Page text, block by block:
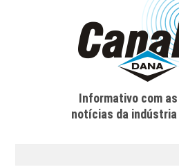
Informativo com
notícias da